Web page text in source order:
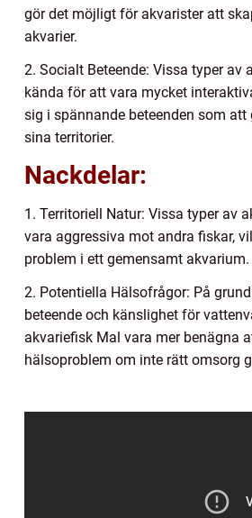
gör det möjligt för akvarister att
akvarier.
2. Socialt Beteende: Vissa typer av
kända för att vara mycket
sig i spännande beteenden som att
sina territorier.
Nackdelar:
1. Territoriell Natur: Vissa typer av
vara aggressiva mot andra fiskar,
problem i ett gemensamt akvarium.
2. Potentiella Hälsofrågor: På
beteende och känslighet för
akvariefisk Mal vara mer benägna
hälsoproblem om inte rätt omsorg